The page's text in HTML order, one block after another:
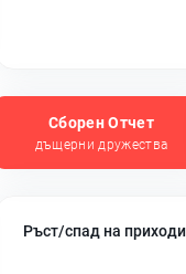
Сборен Отчет
дъщерни дружества
Ръст/спад на